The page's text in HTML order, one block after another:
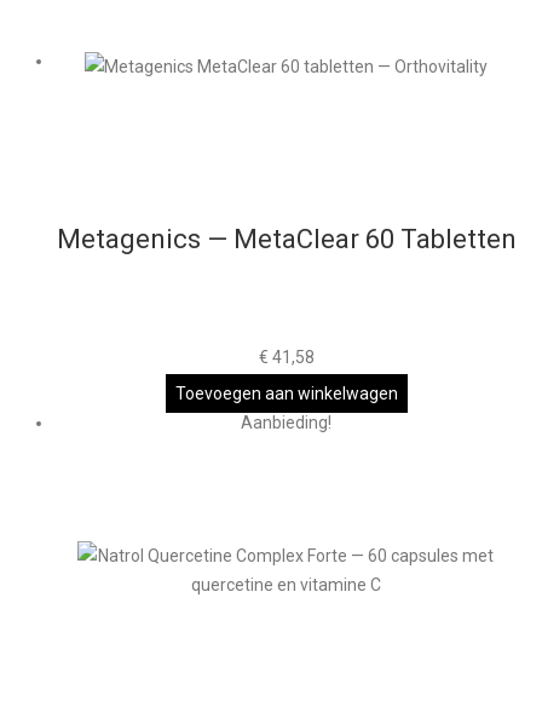
Metagenics — MetaClear 60 Tabletten
€ 41,58
Toevoegen aan winkelwagen
Aanbieding!